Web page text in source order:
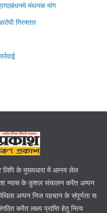
मंथनक मांग
गिरफ्तार
लिपि के मुख्यधारा में आनय लेल
न्यास के कुशल संचालन करैत अप्पन
अप्पन निज पहचान के संपूर्णता स
करैत लक्ष्य प्राप्ति हेतु नित्य